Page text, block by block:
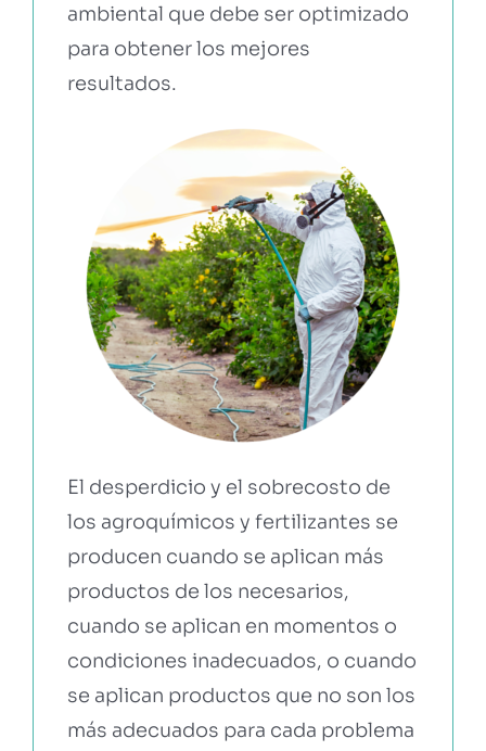
ambiental que debe ser optimizado
para obtener los mejores
resultados.
El desperdicio y el sobrecosto de
los agroquímicos y fertilizantes se
producen cuando se aplican más
productos de los necesarios,
cuando se aplican en momentos o
condiciones inadecuados, o cuando
se aplican productos que no son los
más adecuados para cada problema